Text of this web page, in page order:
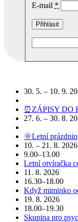
E-mail *
30. 5. – 10. 9.
⏰ZÁPISY DO
27. 6. – 30. 8.
🌞Letní
10. – 21. 8. 2026
9.00–13.00
Letní otvíračka
11. 8. 2026
16.30–18.00
Když miminko
19. 8. 2026
18.00–19.30
Skupina pro